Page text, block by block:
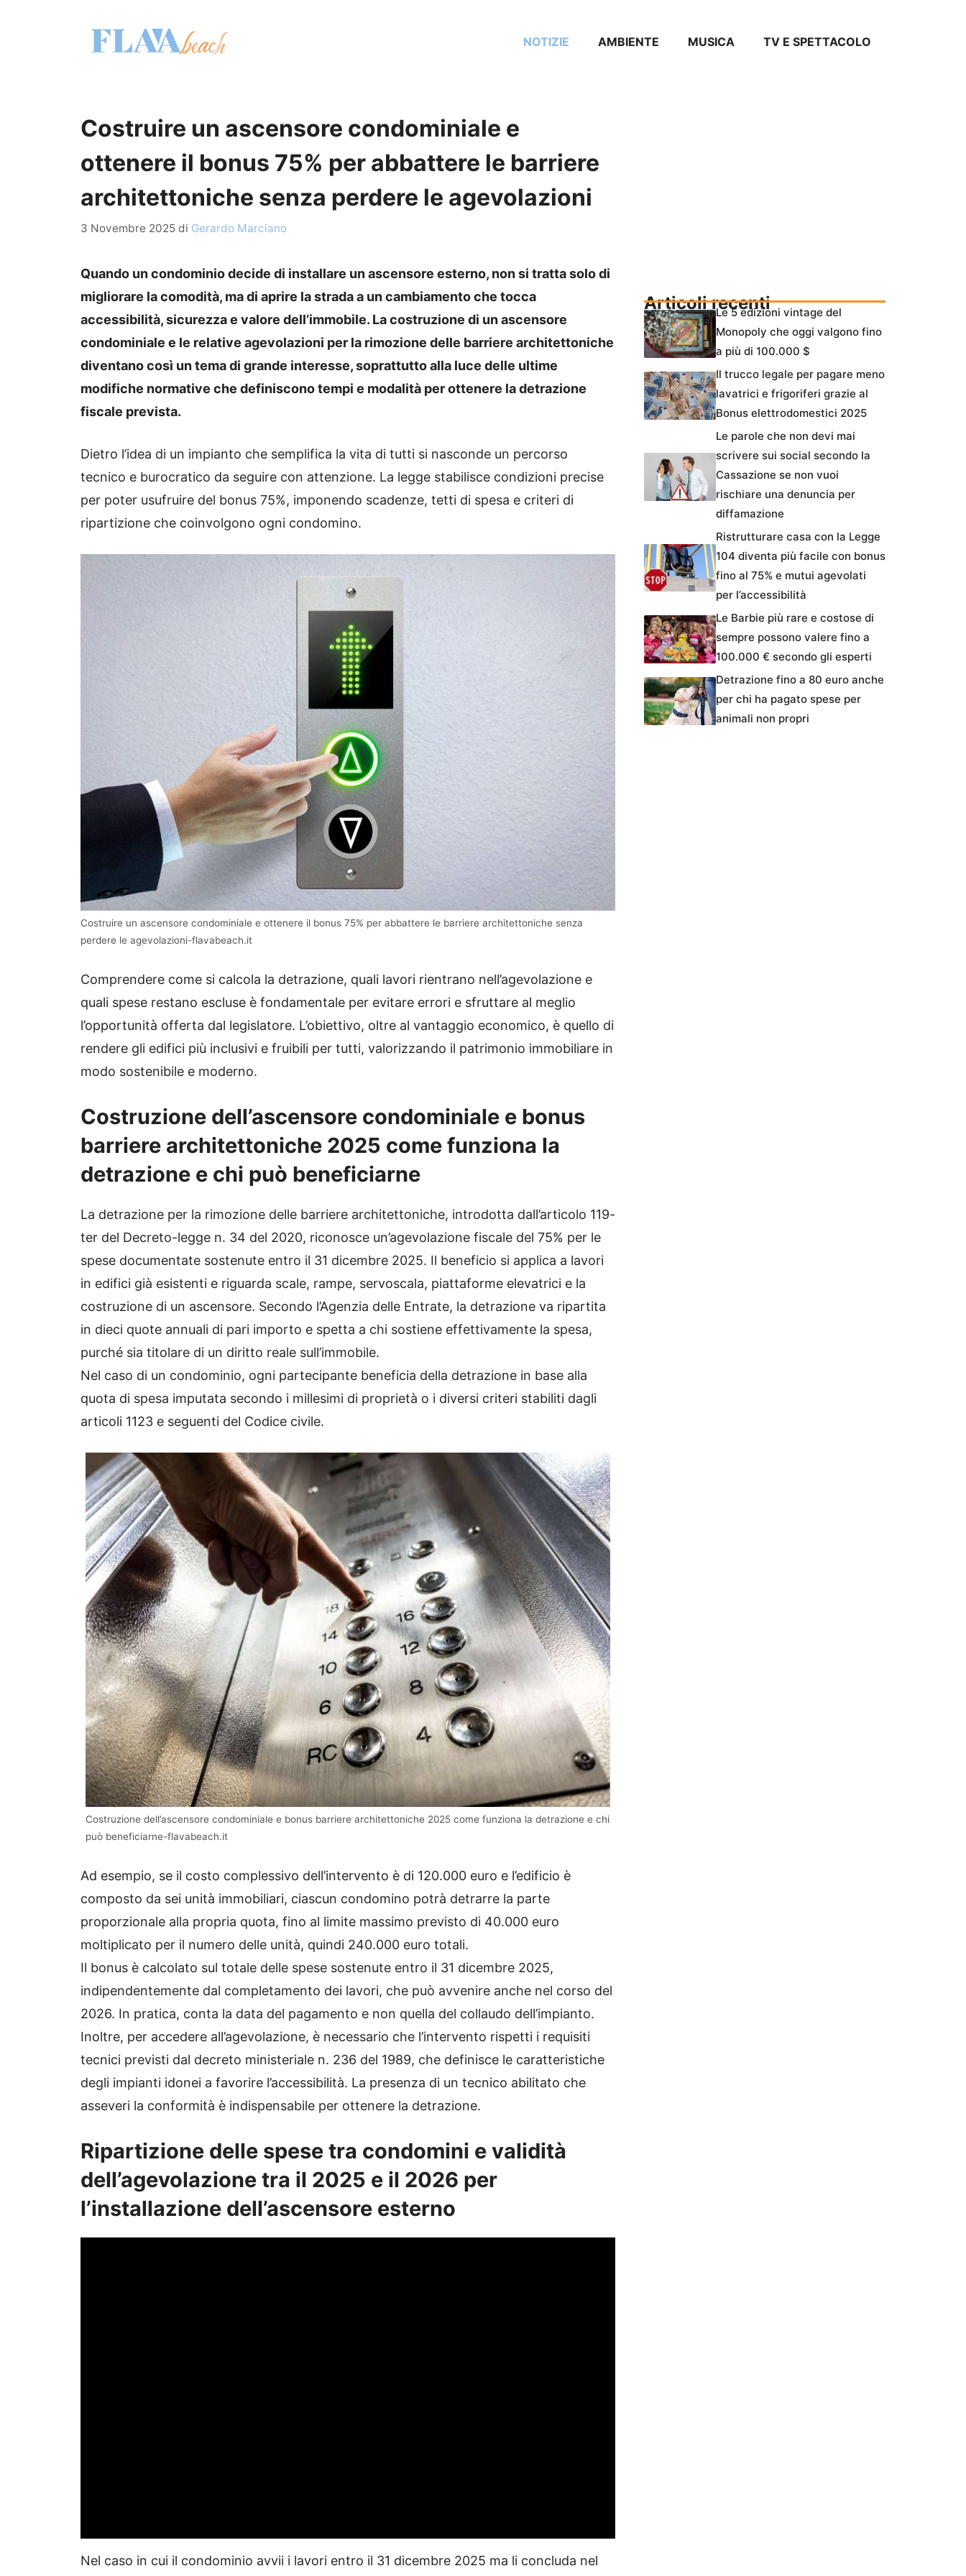
NOTIZIE AMBIENTE MUSICA TV E SPETTACOLO
Costruire un ascensore condominiale e
ottenere il bonus 75% per abbattere le barriere
architettoniche senza perdere le agevolazioni
3 Novembre 2025 di Gerardo Marciano
Quando un condominio decide di installare un ascensore esterno, non si tratta solo di
migliorare la comodità, ma di aprire la strada a un cambiamento che tocca
accessibilità, sicurezza e valore dell’immobile. La costruzione di un ascensore
condominiale e le relative agevolazioni per la rimozione delle barriere architettoniche
diventano così un tema di grande interesse, soprattutto alla luce delle ultime
modifiche normative che definiscono tempi e modalità per ottenere la detrazione
fiscale prevista.
Dietro l’idea di un impianto che semplifica la vita di tutti si nasconde un percorso
tecnico e burocratico da seguire con attenzione. La legge stabilisce condizioni precise
per poter usufruire del bonus 75%, imponendo scadenze, tetti di spesa e criteri di
ripartizione che coinvolgono ogni condomino.
Costruire un ascensore condominiale e ottenere il bonus 75% per abbattere le barriere architettoniche senza
perdere le agevolazioni-flavabeach.it
Comprendere come si calcola la detrazione, quali lavori rientrano nell’agevolazione e
quali spese restano escluse è fondamentale per evitare errori e sfruttare al meglio
l’opportunità offerta dal legislatore. L’obiettivo, oltre al vantaggio economico, è quello di
rendere gli edifici più inclusivi e fruibili per tutti, valorizzando il patrimonio immobiliare in
modo sostenibile e moderno.
Costruzione dell’ascensore condominiale e bonus
barriere architettoniche 2025 come funziona la
detrazione e chi può beneficiarne
La detrazione per la rimozione delle barriere architettoniche, introdotta dall’articolo 119-
ter del Decreto-legge n. 34 del 2020, riconosce un’agevolazione fiscale del 75% per le
spese documentate sostenute entro il 31 dicembre 2025. Il beneficio si applica a lavori
in edifici già esistenti e riguarda scale, rampe, servoscala, piattaforme elevatrici e la
costruzione di un ascensore. Secondo l’Agenzia delle Entrate, la detrazione va ripartita
in dieci quote annuali di pari importo e spetta a chi sostiene effettivamente la spesa,
purché sia titolare di un diritto reale sull’immobile.
Nel caso di un condominio, ogni partecipante beneficia della detrazione in base alla
quota di spesa imputata secondo i millesimi di proprietà o i diversi criteri stabiliti dagli
articoli 1123 e seguenti del Codice civile.
Costruzione dell’ascensore condominiale e bonus barriere architettoniche 2025 come funziona la detrazione e chi
può beneficiarne-flavabeach.it
Ad esempio, se il costo complessivo dell’intervento è di 120.000 euro e l’edificio è
composto da sei unità immobiliari, ciascun condomino potrà detrarre la parte
proporzionale alla propria quota, fino al limite massimo previsto di 40.000 euro
moltiplicato per il numero delle unità, quindi 240.000 euro totali.
Il bonus è calcolato sul totale delle spese sostenute entro il 31 dicembre 2025,
indipendentemente dal completamento dei lavori, che può avvenire anche nel corso del
2026. In pratica, conta la data del pagamento e non quella del collaudo dell’impianto.
Inoltre, per accedere all’agevolazione, è necessario che l’intervento rispetti i requisiti
tecnici previsti dal decreto ministeriale n. 236 del 1989, che definisce le caratteristiche
degli impianti idonei a favorire l’accessibilità. La presenza di un tecnico abilitato che
asseveri la conformità è indispensabile per ottenere la detrazione.
Ripartizione delle spese tra condomini e validità
dell’agevolazione tra il 2025 e il 2026 per
l’installazione dell’ascensore esterno
Nel caso in cui il condominio avvii i lavori entro il 31 dicembre 2025 ma li concluda nel
Articoli recentiLe 5 edizioni vintage del
Monopoly che oggi valgono fino
a più di 100.000 $
Il trucco legale per pagare meno
lavatrici e frigoriferi grazie al
Bonus elettrodomestici 2025
Le parole che non devi mai
scrivere sui social secondo la
Cassazione se non vuoi
rischiare una denuncia per
diffamazione
Ristrutturare casa con la Legge
104 diventa più facile con bonus
fino al 75% e mutui agevolati
per l’accessibilità
Le Barbie più rare e costose di
sempre possono valere fino a
100.000 € secondo gli esperti
Detrazione fino a 80 euro anche
per chi ha pagato spese per
animali non propri